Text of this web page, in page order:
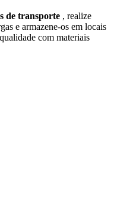
de transporte , realize
e armazene-os em locais
com materiais